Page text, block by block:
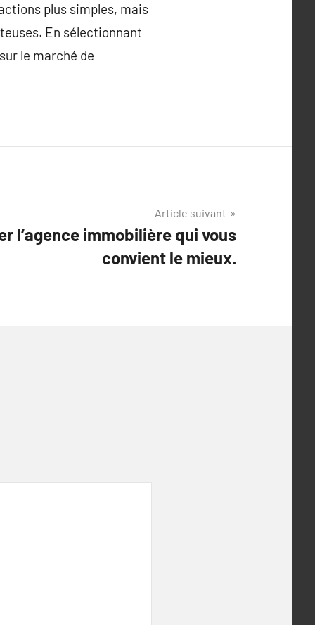
plus simples, mais
En sélectionnant
le marché de
Article suivant
l’agence immobilière qui vous
convient le mieux.